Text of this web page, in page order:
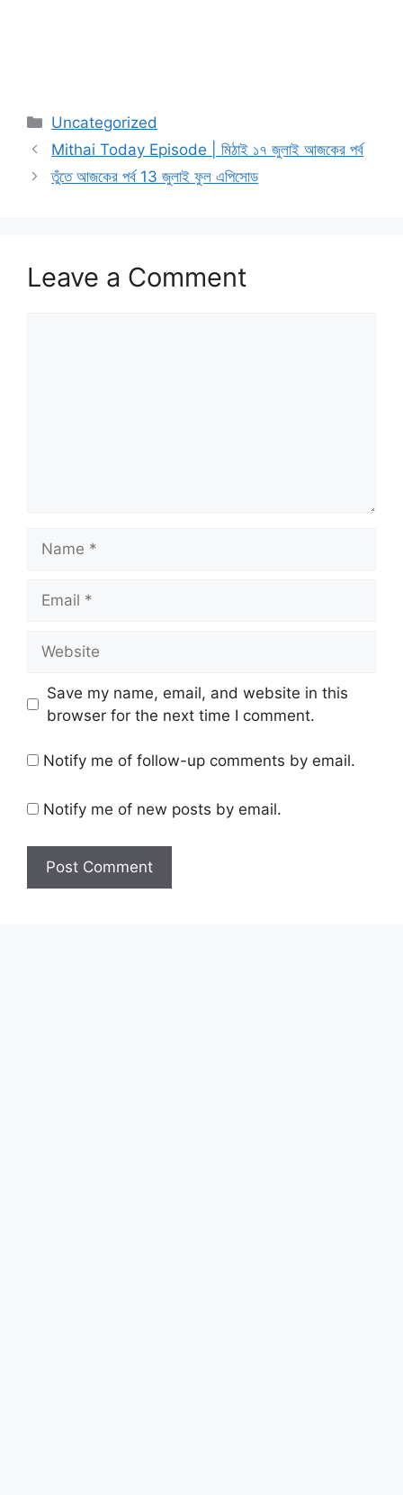
Categories
Uncategorized
Mithai Today Episode | মিঠাই ১৭ জুলাই আজকের পর্ব
তুঁতে আজকের পর্ব 13 জুলাই ফুল এপিসোড
Leave a Comment
Save my name, email, and website in this
browser for the next time I comment.
Notify me of follow-up comments by email.
Notify me of new posts by email.